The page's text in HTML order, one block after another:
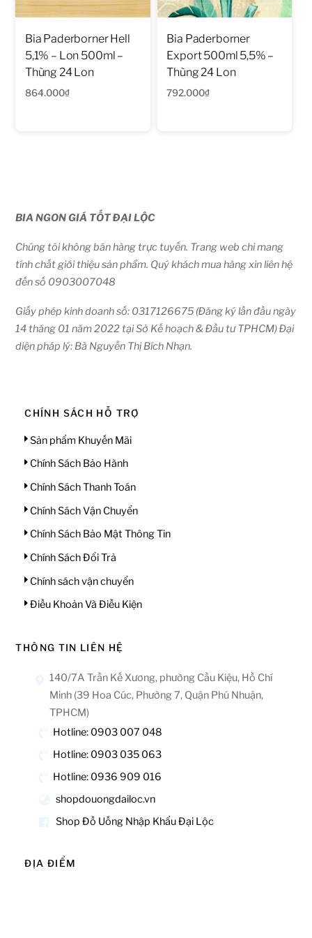
Bia Paderborner Hell
5,1% – Lon 500ml –
Thùng 24 Lon
864.000₫
Bia Paderborner
Export 500ml 5,5% –
Thùng 24 Lon
792.000₫
BIA NGON GIÁ TỐT ĐẠI LỘC
Chúng tôi không bán hàng trực tuyến. Trang web chỉ mang
tính chất giới thiệu sản phẩm. Quý khách mua hàng xin liên hệ
đến số 0903007048
Giấy phép kinh doanh số: 0317126675 (Đăng ký lần đầu ngày
14 tháng 01 năm 2022 tại Sở Kế hoạch & Đầu tư TPHCM) Đại
diện pháp lý: Bà Nguyễn Thị Bích Nhạn.
CHÍNH SÁCH HỖ TRỢ
Sản phẩm Khuyến Mãi
Chính Sách Bảo Hành
Chính Sách Thanh Toán
Chính Sách Vận Chuyển
Chính Sách Bảo Mật Thông Tin
Chính Sách Đổi Trả
Chính sách vận chuyển
Điều Khoản Và Điều Kiện
THÔNG TIN LIÊN HỆ
140/7A Trần Kế Xương, phường Cầu Kiệu, Hồ Chí
Minh (39 Hoa Cúc, Phường 7, Quận Phú Nhuận,
TPHCM)
Hotline: 0903 007 048
Hotline: 0903 035 063
Hotline: 0936 909 016
shopdouongdailoc.vn
Shop Đồ Uống Nhập Khẩu Đại Lộc
ĐỊA ĐIỂM